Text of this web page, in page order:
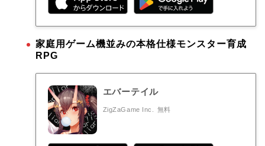
家庭用ゲーム機並みの本格仕様モンスター育成
RPG
エバーテイル
ZigZaGame Inc. 無料